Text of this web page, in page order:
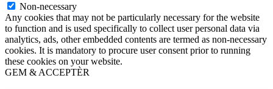
Non-necessary
Any cookies that may not be particularly necessary for the website
to function and is used specifically to collect user personal data via
analytics, ads, other embedded contents are termed as non-necessary
cookies. It is mandatory to procure user consent prior to running
these cookies on your website.
GEM & ACCEPTÈR